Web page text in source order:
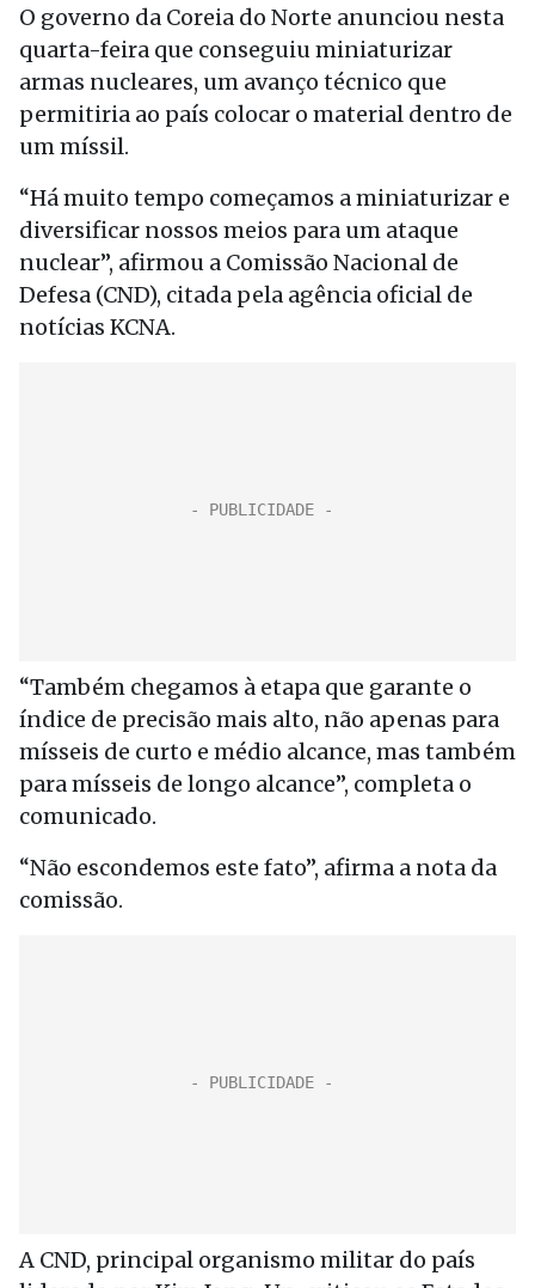
O governo da Coreia do Norte anunciou nesta
quarta-feira que conseguiu miniaturizar
armas nucleares, um avanço técnico que
permitiria ao país colocar o material dentro de
um míssil.
“Há muito tempo começamos a miniaturizar e
diversificar nossos meios para um ataque
nuclear”, afirmou a Comissão Nacional de
Defesa (CND), citada pela agência oficial de
notícias KCNA.
“Também chegamos à etapa que garante o
índice de precisão mais alto, não apenas para
mísseis de curto e médio alcance, mas também
para mísseis de longo alcance”, completa o
comunicado.
“Não escondemos este fato”, afirma a nota da
comissão.
A CND, principal organismo militar do país